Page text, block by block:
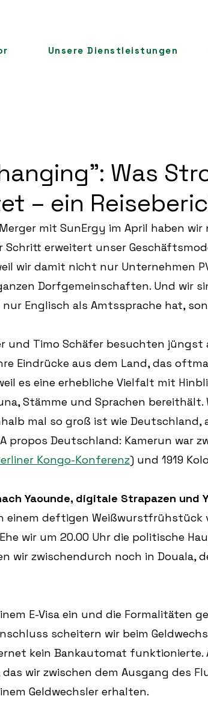
Unsere Dienstleistungen
Was
– ein
mit SunErgy im April haben wir
Schritt erweitert unser
wir damit nicht nur Unternehmen
Dorfgemeinschaften. Und wir
Englisch als Amtssprache hat,
und Timo Schäfer besuchten jüngst
Eindrücke aus dem Land, das
es eine erhebliche Vielfalt mit
Stämme und Sprachen
mal so groß ist wie
propos Deutschland: Kamerun war
Kongo-Konferenz) und 1919
Yaounde, digitale Strapazen und
einem deftigen Weißwurstfrühstück
wir um 20.00 Uhr die politische
wir zwischendurch noch in Douala,
E-Visa ein und die Formalitäten
scheitern wir beim
kein Bankautomat funktionierte.
das wir zwischen dem Ausgang des
Geldwechsler erhalten.